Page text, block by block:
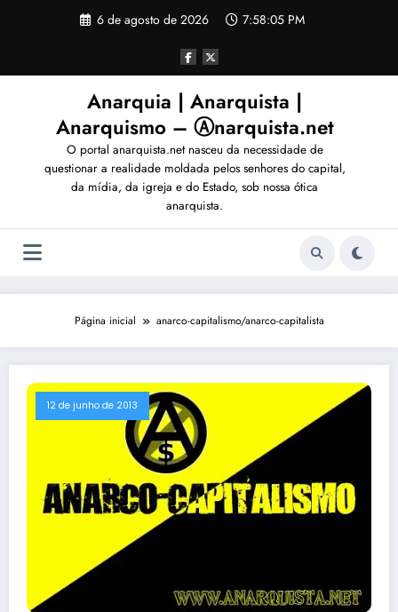
6 de agosto de 2026 7:58:08 PM
Anarquia | Anarquista |
Anarquismo – Ⓐnarquista.net
O portal anarquista.net nasceu da necessidade de
questionar a realidade moldada pelos senhores do capital,
da mídia, da igreja e do Estado, sob nossa ótica
anarquista.
Página inicial anarco-capitalismo/anarco-capitalista
12 de junho de 2013